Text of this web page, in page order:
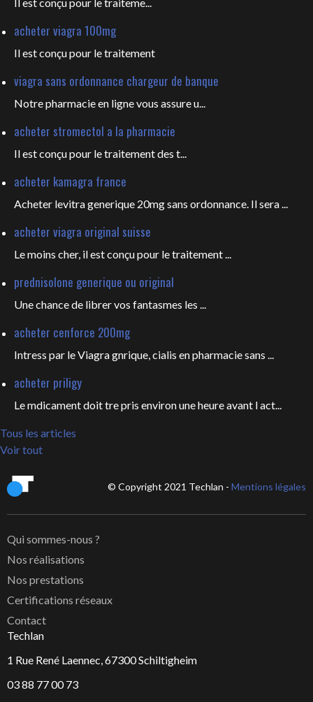
acheter viagra 100mg
Il estconçu pour le traitement
viagra sans ordonnance chargeur de banque
Notre pharmacie en ligne vous assure u...
acheter stromectol a la pharmacie
Il est conçu pour letraitement des t...
acheter kamagra france
Acheter levitra generique 20mg sans ordonnance. Il sera ...
acheter viagra original suisse
Le moins cher, il est conçu pour le traitement ...
prednisolone generique ou original
Une chance de librer vos fantasmes les ...
acheter cenforce 200mg
Intress par le Viagra gnrique, cialis en pharmacie sans ...
acheter priligy
Le mdicament doit tre pris environ une heure avant l act...
Tous les articles
Voir tout
© Copyright 2021 Techlan - Mentions légales
Qui sommes-nous ?
Nos réalisations
Nos prestations
Certifications réseaux
Contact
Techlan
1 Rue René Laennec, 67300 Schiltigheim
03 88 77 00 73